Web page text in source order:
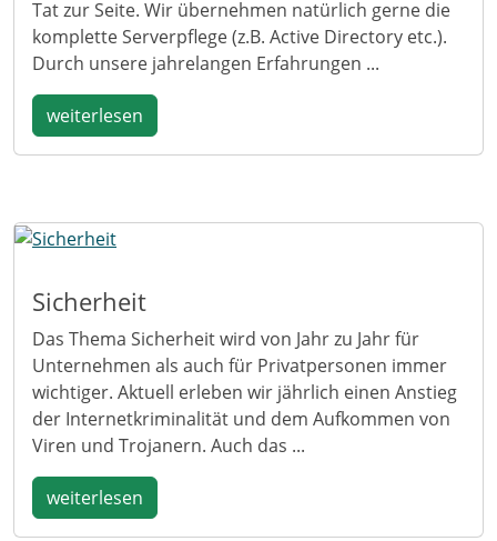
Tat zur Seite. Wir übernehmen natürlich gerne die
komplette Serverpflege (z.B. Active Directory etc.).
Durch unsere jahrelangen Erfahrungen ...
weiterlesen
Sicherheit
Das Thema Sicherheit wird von Jahr zu Jahr für
Unternehmen als auch für Privatpersonen immer
wichtiger. Aktuell erleben wir jährlich einen Anstieg
der Internetkriminalität und dem Aufkommen von
Viren und Trojanern. Auch das ...
weiterlesen